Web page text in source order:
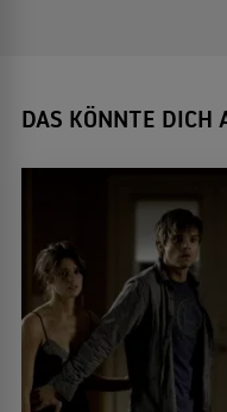
DAS KÖNNTE DICH